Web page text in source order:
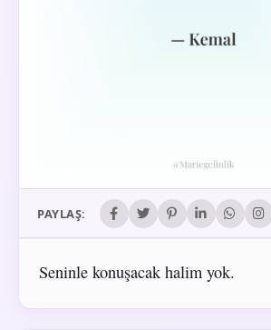
PAYLAŞ:
Seninle konuşacak halim yok.